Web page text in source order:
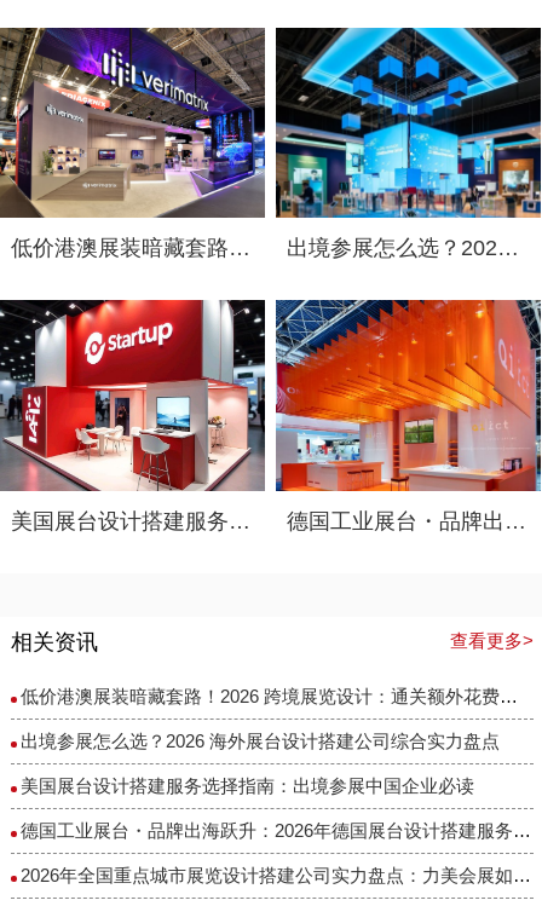
低价港澳展装暗藏套路！2026 跨境展览设计：通关额外花费避雷指南 出境参展怎么选？2026 海外展台设计搭建公司综合实力盘点
美国展台设计搭建服务选择指南：出境参展中国企业必读 德国工业展台・品牌出海跃升：2026年德国展台设计搭建服务商选择指南
相关资讯 查看更多>
低价港澳展装暗藏套路！2026 跨境展览设计：通关额外花费避雷指南
出境参展怎么选？2026 海外展台设计搭建公司综合实力盘点
美国展台设计搭建服务选择指南：出境参展中国企业必读
德国工业展台・品牌出海跃升：2026年德国展台设计搭建服务商选择指南
​2026年全国重点城市展览设计搭建公司实力盘点：力美会展如何做到性价比与专业度兼得？